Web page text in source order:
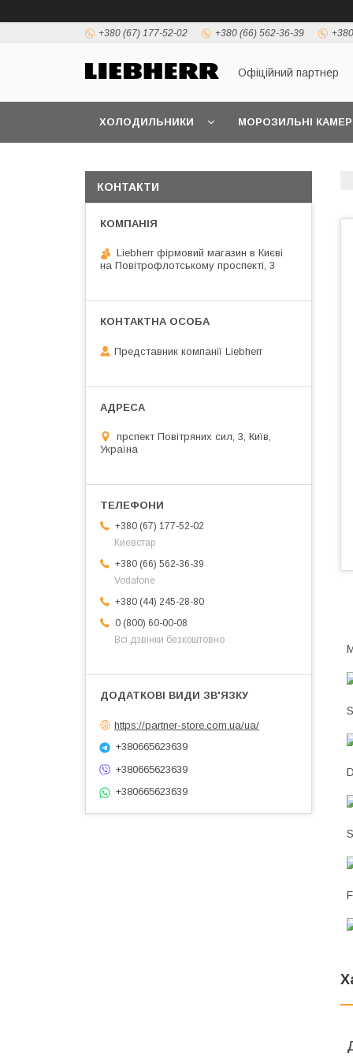
+380 (67) 177-52-02 +380 (66) 562-36-39
Офіційний партнер
ХОЛОДИЛЬНИКИ МОРОЗИЛЬНІ
КОНТАКТИ
Liebherr фірмовий магазин в Києві
на Повітрофлотському проспекті, 3
Представник компанії Liebherr
прспект Повітряних сил, 3, Київ,
Україна
+380 (67) 177-52-02
Киевстар
+380 (66) 562-36-39
Vodafone
+380 (44) 245-28-80
0 (800) 60-00-08
Всі дзвінки безкоштовно
https://partner-store.com.ua/ua/
+380665623639
+380665623639
+380665623639